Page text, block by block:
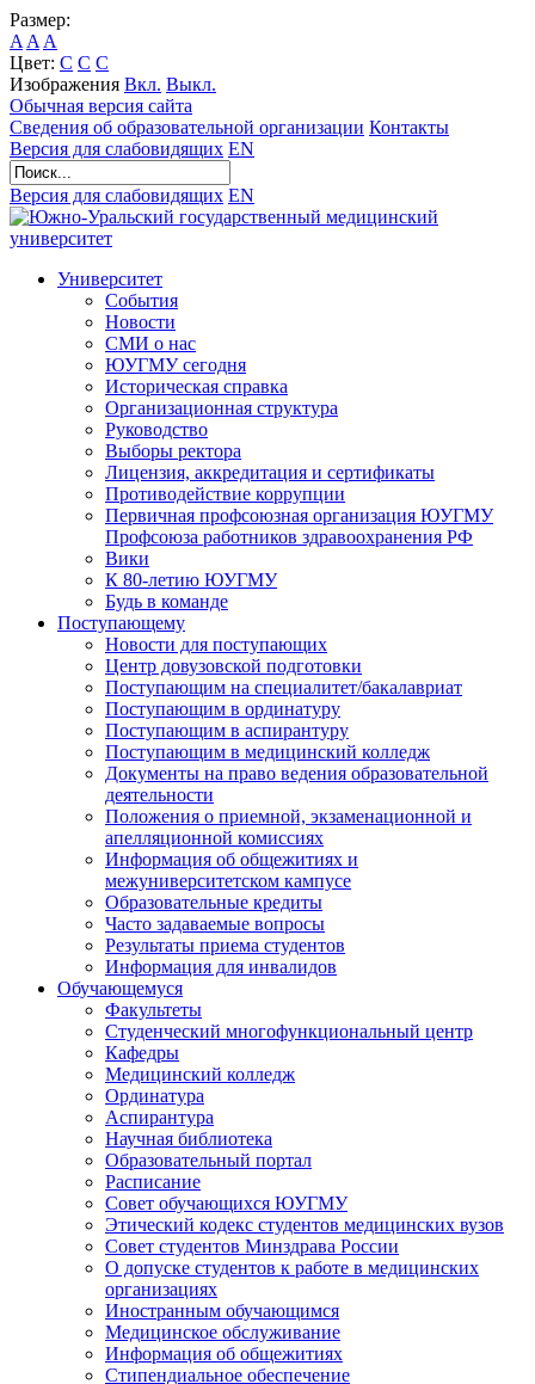
Размер:
A A A
Цвет: C C C
Изображения Вкл. Выкл.
Обычная версия сайта
Сведения об образовательной организации Контакты
Версия для слабовидящих EN
Версия для слабовидящих EN
Университет
События
Новости
СМИ о нас
ЮУГМУ сегодня
Историческая справка
Организационная структура
Руководство
Выборы ректора
Лицензия, аккредитация и сертификаты
Противодействие коррупции
Первичная профсоюзная организация ЮУГМУ
Профсоюза работников здравоохранения РФ
Вики
К 80-летию ЮУГМУ
Будь в команде
Поступающему
Новости для поступающих
Центр довузовской подготовки
Поступающим на специалитет/бакалавриат
Поступающим в ординатуру
Поступающим в аспирантуру
Поступающим в медицинский колледж
Документы на право ведения образовательной
деятельности
Положения о приемной, экзаменационной и
апелляционной комиссиях
Информация об общежитиях и
межуниверситетском кампусе
Образовательные кредиты
Часто задаваемые вопросы
Результаты приема студентов
Информация для инвалидов
Обучающемуся
Факультеты
Студенческий многофункциональный центр
Кафедры
Медицинский колледж
Ординатура
Аспирантура
Научная библиотека
Образовательный портал
Расписание
Совет обучающихся ЮУГМУ
Этический кодекс студентов медицинских вузов
Совет студентов Минздрава России
О допуске студентов к работе в медицинских
организациях
Иностранным обучающимся
Медицинское обслуживание
Информация об общежитиях
Стипендиальное обеспечение